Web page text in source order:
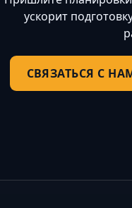
ускорит
СВЯЗАТЬСЯ С